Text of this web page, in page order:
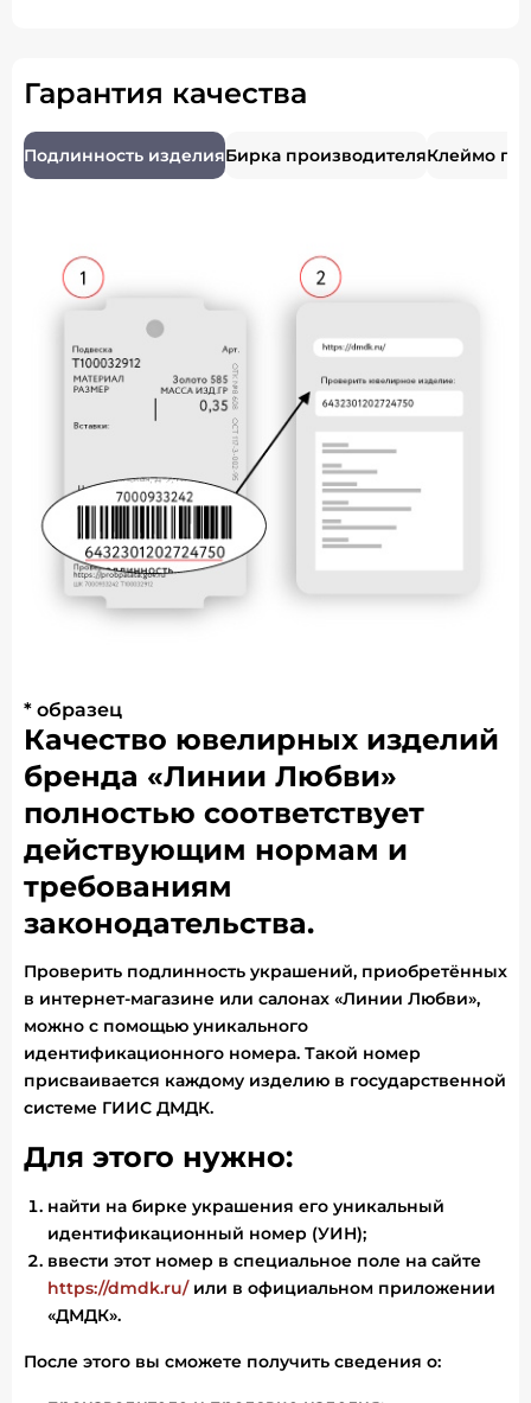
Гарантия качества
Подлинность изделияБирка производителяКлеймо
* образец
Качество ювелирных изделий
бренда «Линии Любви»
полностью соответствует
действующим нормам и
требованиям
законодательства.
Проверить подлинность украшений, приобретённых
в интернет-магазине или салонах «Линии Любви»,
можно с помощью уникального
идентификационного номера. Такой номер
присваивается каждому изделию в государственной
системе ГИИС ДМДК.
Для этого нужно:
найти на бирке украшения его уникальный
идентификационный номер (УИН);
ввести этот номер в специальное поле на сайте
https://dmdk.ru/или в официальном приложении
«ДМДК».
После этого вы сможете получить сведения о: